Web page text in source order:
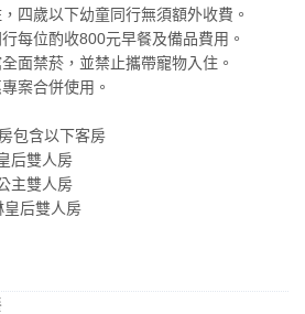
四歲以下幼童同行無須額外收費。
每位酌收800元早餐及備品費用。
面禁菸，並禁止攜帶寵物入住。
案合併使用。
包含以下客房
后雙人房
主雙人房
后雙人房